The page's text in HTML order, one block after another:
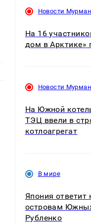
Новости
На 16
дом в Арктике»
Новости
На Южной
ТЭЦ ввели в
котлоагрегат
В мире
Япония ответит
островам
Рубленко